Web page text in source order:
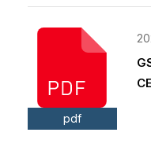
pdf